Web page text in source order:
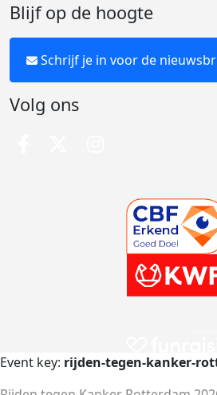
Blijf op de hoogte
Schrijf je in voor de
Volg ons
Event key: rijden-tegen-kanker-